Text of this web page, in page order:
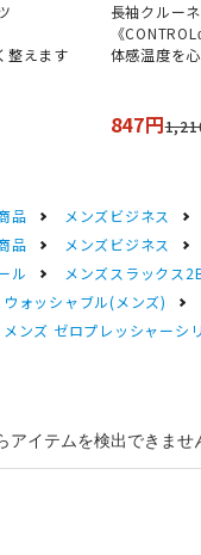
整えます
長袖クルー
《
体感温度を
847円
品 メンズビジネス
品 メンズビジネス
ル メンズスラックス
ウォッシャブル(メンズ)
メンズ ゼロプレッシャーシ